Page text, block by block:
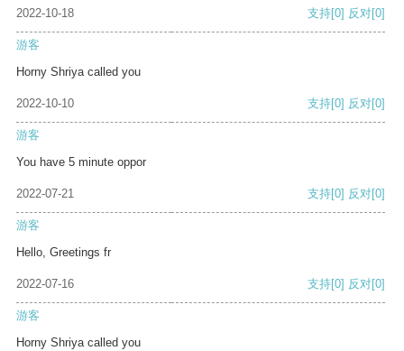
2022-10-18 支持[0] 反对[0]
游客
Horny Shriya called you
2022-10-10 支持[0] 反对[0]
游客
You have 5 minute oppor
2022-07-21 支持[0] 反对[0]
游客
Hello, Greetings fr
2022-07-16 支持[0] 反对[0]
游客
Horny Shriya called you